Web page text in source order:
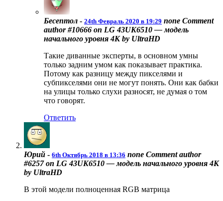
Бесептол - 24th Февраль 2020 в 19:29 none Comment
author #10666 on LG 43UK6510 — модель
начального уровня 4К by UltraHD
Такие диванные эксперты, в основном умны
только задним умом как показывает практика.
Потому как разницу между пикселями и
субпикселями они не могут понять. Они как бабки
на улицы только слухи разносят, не думая о том
что говорят.
Ответить
Юрий - 6th Октябрь 2018 в 13:36 none Comment author
#6257 on LG 43UK6510 — модель начального уровня 4К
by UltraHD
В этой модели полноценная RGB матрица